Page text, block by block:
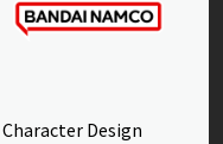
Design